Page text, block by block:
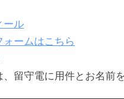
ール
ォームはこちら
、留守電に用件とお名前